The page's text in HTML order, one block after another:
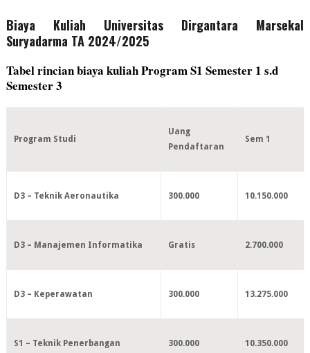
Biaya Kuliah Universitas Dirgantara Marsekal
Suryadarma TA 2024/2025
Tabel rincian biaya kuliah Program S1 Semester 1 s.d
Semester 3
Program Studi
Uang
Pendaftaran
Sem 1
D3 – Teknik Aeronautika 300.000 10.150.000
D3 – Manajemen Informatika Gratis 2.700.000
D3 – Keperawatan 300.000 13.275.000
S1 – Teknik Penerbangan 300.000 10.350.000